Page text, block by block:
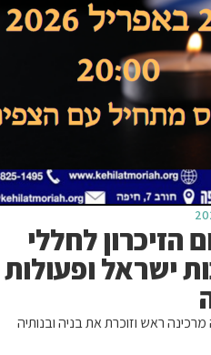
הזיכרון לחללי
ישראל ופעולות
ראש וזוכרת את בניה ובנותיה